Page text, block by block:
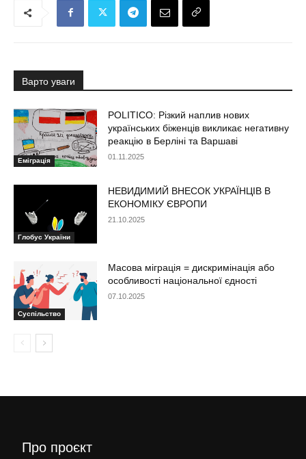
Варто уваги
Еміграція
POLITICO: Різкий наплив нових
українських біженців викликає негативну
реакцію в Берліні та Варшаві
01.11.2025
Глобус України
НЕВИДИМИЙ ВНЕСОК УКРАЇНЦІВ В
ЕКОНОМІКУ ЄВРОПИ
21.10.2025
Суспільство
Масова міграція = дискримінація або
особливості національної єдності
07.10.2025
Про проєкт